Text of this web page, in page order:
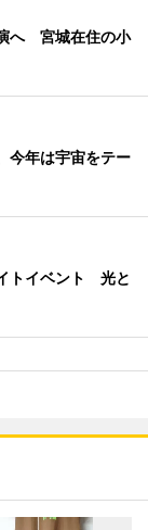
へ 宮城在住の小
今年は宇宙をテー
トイベント 光と